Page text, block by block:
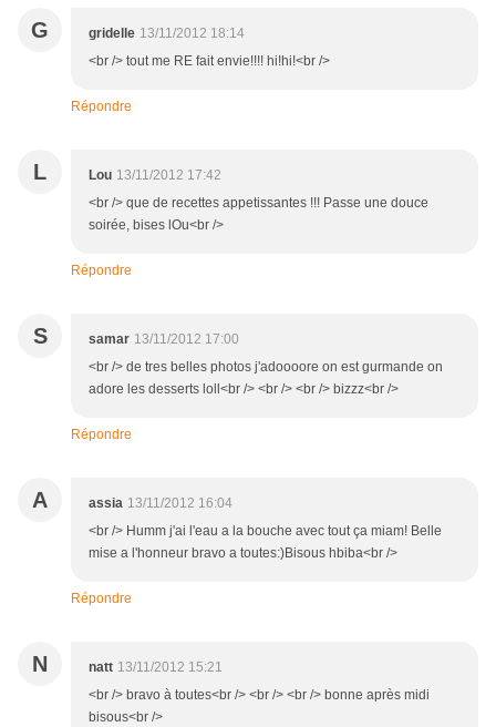
G gridelle 13/11/2012 18:14
<br /> tout me RE fait envie!!!! hi!hi!<br />
Répondre
L Lou 13/11/2012 17:42
<br /> que de recettes appetissantes !!! Passe une douce
soirée, bises lOu<br />
Répondre
S samar 13/11/2012 17:00
<br /> de tres belles photos j'adoooore on est gurmande on
adore les desserts loll<br /> <br /> <br /> bizzz<br />
Répondre
A assia 13/11/2012 16:04
<br /> Humm j'ai l'eau a la bouche avec tout ça miam! Belle
mise a l'honneur bravo a toutes:)Bisous hbiba<br />
Répondre
N natt 13/11/2012 15:21
<br /> bravo à toutes<br /> <br /> <br /> bonne après midi
bisous<br />